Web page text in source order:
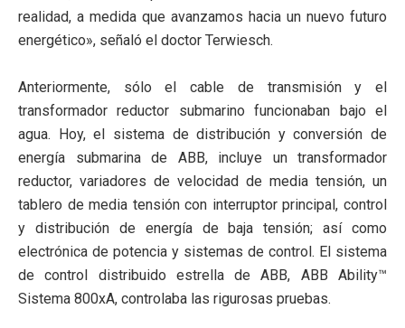
realidad, a medida que avanzamos hacia un nuevo futuro
energético», señaló el doctor Terwiesch.
Anteriormente, sólo el cable de transmisión y el
transformador reductor submarino funcionaban bajo el
agua. Hoy, el sistema de distribución y conversión de
energía submarina de ABB, incluye un transformador
reductor, variadores de velocidad de media tensión, un
tablero de media tensión con interruptor principal, control
y distribución de energía de baja tensión; así como
electrónica de potencia y sistemas de control. El sistema
de control distribuido estrella de ABB, ABB Ability™
Sistema 800xA, controlaba las rigurosas pruebas.